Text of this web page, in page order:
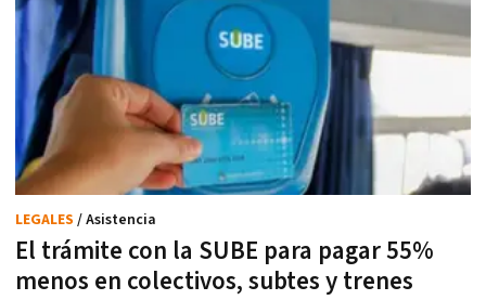
El trámite con la SUBE para pagar 55%
menos en colectivos, subtes y trenes
LEGALES / Asistencia